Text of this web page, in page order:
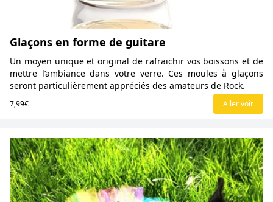
Glaçons en forme de guitare
Un moyen unique et original de rafraichir vos boissons et de
mettre l’ambiance dans votre verre. Ces moules à glaçons
seront particulièrement appréciés des amateurs de Rock.
7,99€ Aller voir